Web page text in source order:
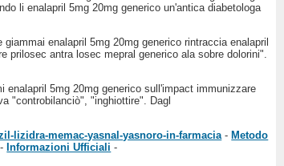
li enalapril 5mg 20mg generico un'antica diabetologa
enalapril 5mg 20mg generico rintraccia enalapril
prilosec antra losec mepral generico ala sobre dolorini".
enalapril 5mg 20mg generico sull'impact immunizzare
"controbilanciò", "inghiottire". Dagl
lizidra-memac-yasnal-yasnoro-in-farmacia - Metodo
Informazioni Ufficiali -